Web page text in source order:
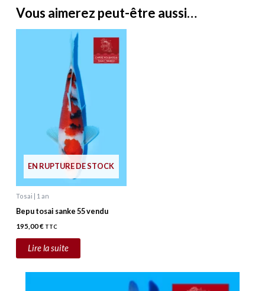
Vous aimerez peut-être aussi…
EN RUPTURE DE STOCK
Tosai | 1 an
Bepu tosai sanke 55 vendu
195,00€ TTC
Lire la suite